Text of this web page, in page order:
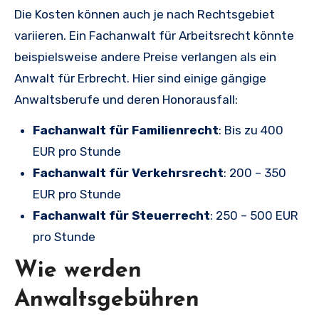
Die Kosten können auch je nach Rechtsgebiet
variieren. Ein Fachanwalt für Arbeitsrecht könnte
beispielsweise andere Preise verlangen als ein
Anwalt für Erbrecht. Hier sind einige gängige
Anwaltsberufe und deren Honorausfall:
Fachanwalt für Familienrecht: Bis zu 400
EUR pro Stunde
Fachanwalt für Verkehrsrecht: 200 – 350
EUR pro Stunde
Fachanwalt für Steuerrecht: 250 – 500 EUR
pro Stunde
Wie werden
Anwaltsgebühren